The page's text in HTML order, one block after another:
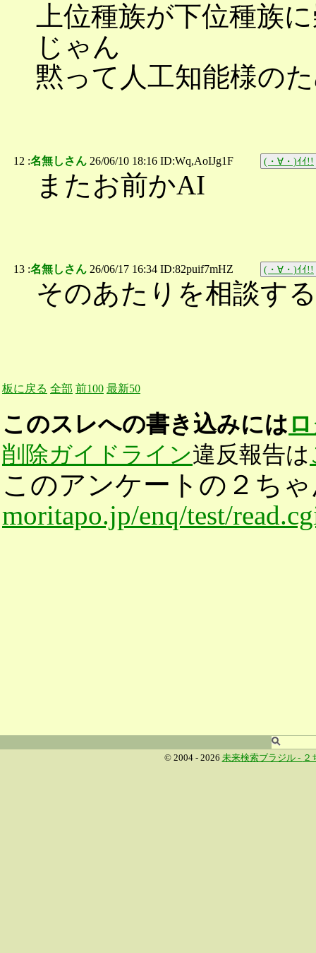
上位種族が下位種族
じゃん
黙って人工知能様の
12 :名無しさん 26/06/10 18:16 ID:Wq,AoIJg1F (・∀・)ｲｲ!!
またお前かAI
13 :名無しさん 26/06/17 16:34 ID:82puif7mHZ (・∀・)ｲｲ!!
そのあたりを相談す
板に戻る 全部 前100 最新50
このスレへの書き込みには
削除ガイドライン違反報告は
このアンケートの２ち
moritapo.jp/enq/test/
© 2004 - 2026 未来検索ブラジル - ２